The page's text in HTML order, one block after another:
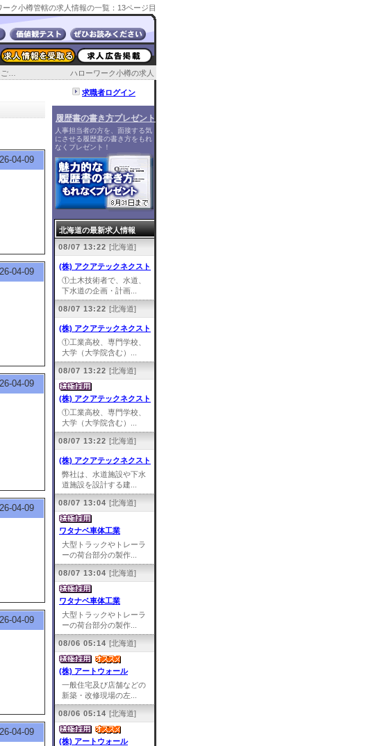
ーク小樽管轄の求人情報の一覧：13ページ目
ハローワーク小樽の求人
04-09
04-09
04-09
04-09
04-09
04-09
求職者ログイン
履歴書の書き方プレゼント
人事担当者の方を、面接する気
にさせる履歴書の書き方をもれ
なくプレゼント！
北海道の最新求人情報
08/07 13:22 [北海道]
(株) アクアテックネクスト
①土木技術者で、水道、
下水道の企画・計画...
08/07 13:22 [北海道]
(株) アクアテックネクスト
①工業高校、専門学校、
大学（大学院含む）...
08/07 13:22 [北海道]
(株) アクアテックネクスト
①工業高校、専門学校、
大学（大学院含む）...
08/07 13:22 [北海道]
(株) アクアテックネクスト
弊社は、水道施設や下水
道施設を設計する建...
08/07 13:04 [北海道]
ワタナベ車体工業
大型トラックやトレーラ
ーの荷台部分の製作...
08/07 13:04 [北海道]
ワタナベ車体工業
大型トラックやトレーラ
ーの荷台部分の製作...
08/06 05:14 [北海道]
(株) アートウォール
一般住宅及び店舗などの
新築・改修現場の左...
08/06 05:14 [北海道]
(株) アートウォール